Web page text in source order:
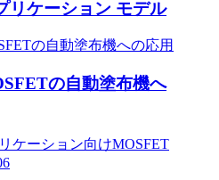
リケーション モデル
の自動塗布機へ